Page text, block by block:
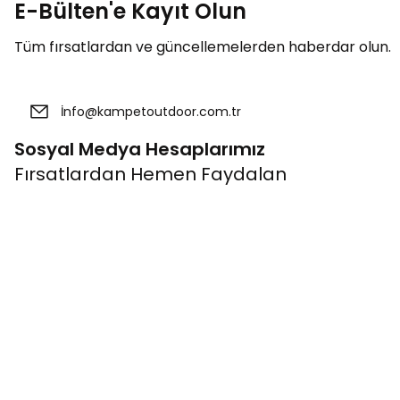
E-Bülten'e Kayıt Olun
Tüm fırsatlardan ve güncellemelerden haberdar olun.
Sosyal Medya Hesaplarımız
Fırsatlardan Hemen Faydalan